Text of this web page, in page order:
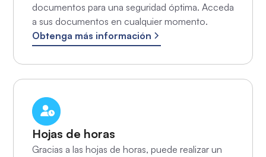
documentos para una seguridad óptima. Acceda
a sus documentos en cualquier momento.
Obtenga más información
Hojas de horas
Gracias a las hojas de horas, puede realizar un